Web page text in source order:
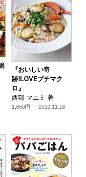
『おいしい奇
跡!LOVEプチマク
ロ』
西邨 マユミ 著
1,650円 — 2010.11.18